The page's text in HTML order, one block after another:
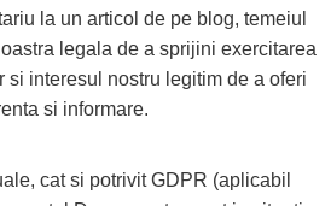
la un articol de pe blog, temeiul
legala de a sprijini exercitarea
si interesul nostru legitim de a oferi
si informare.
cat si potrivit GDPR (aplicabil